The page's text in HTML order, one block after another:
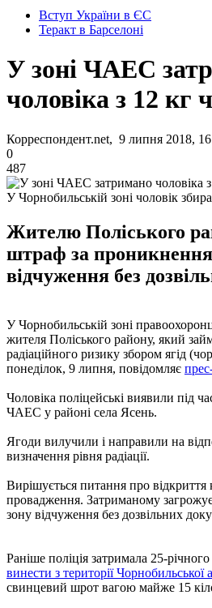
Вступ України в ЄС
Теракт в Барселоні
У зоні ЧАЕС
чоловіка з 12 кг
Корреспондент.net, 9 липня 2018,
0
487
У Чорнобильській зоні чоловік
Жителю Поліського
штраф за
відчуження без
У Чорнобильській зоні
жителя Поліського району, який
радіаційного ризику збором ягід
понеділок, 9 липня, повідомляє
Чоловіка поліцейські виявили під
ЧАЕС у районі села Ясень.
Ягоди вилучили і направили на
визначення рівня радіації.
Вирішується питання про відкриття
провадження. Затриманому
зону відчуження без дозвільних
Раніше поліція затримала 25-
винести з території Чорнобильської
свинцевий шрот вагою майже 15